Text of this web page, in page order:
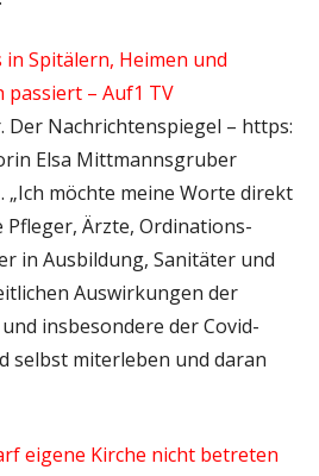
in Spitälern, Heimen und
– Auf1 TV
Der Nachrichtenspiegel – https:
Elsa Mittmannsgruber
möchte meine Worte direkt
Pfleger, Ärzte, Ordinations-
in Ausbildung, Sanitäter und
Auswirkungen der
insbesondere der Covid-
selbst miterleben und daran
eigene Kirche nicht betreten